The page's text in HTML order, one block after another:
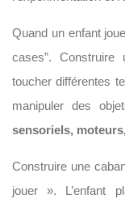
Quand un enfant
cases”. Construire
toucher différentes
manipuler des
sensoriels,
Construire une
jouer ». L’enfant